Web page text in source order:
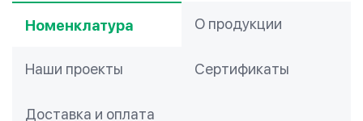
Номенклатура О продукции
Наши проекты Сертификаты
Доставка и оплата